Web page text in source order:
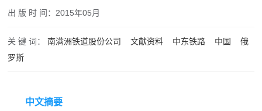
出 版 时 间： 2015年05月
关 键 词： 南满洲铁道股份公司 文献资料 中东铁路 中国
俄
罗斯
中文摘要